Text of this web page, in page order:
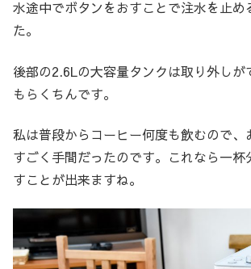
水途中でボタンをおすことで注水を止め
た。
後部の2.6Lの大容量タンクは取り外しが
もらくちんです。
私は普段からコーヒー何度も飲むので、
すごく手間だったのです。これなら一杯
すことが出来ますね。